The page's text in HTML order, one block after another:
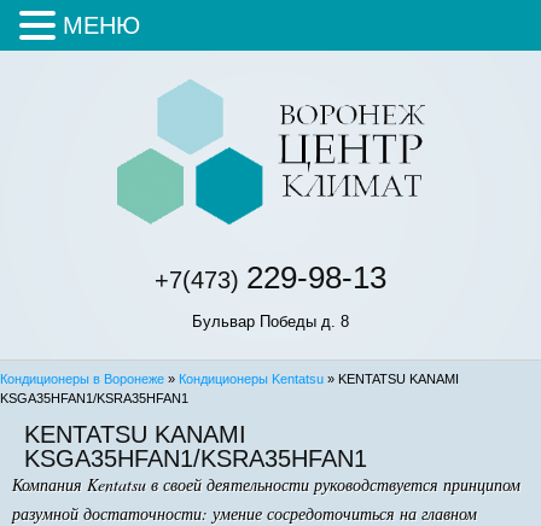
+7(473) 229-98-13
Бульвар Победы д. 8
Кондиционеры в Воронеже » Кондиционеры Kentatsu » KENTATSU KANAMI
KSGA35HFAN1/KSRA35HFAN1
KENTATSU KANAMI
KSGA35HFAN1/KSRA35HFAN1
Компания Kentatsu в своей деятельности руководствуется принципом
разумной достаточности: умение сосредоточиться на главном
МЕНЮ